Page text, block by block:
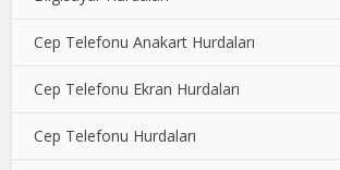
Cep Telefonu Anakart Hurdaları
Cep Telefonu Ekran Hurdaları
Cep Telefonu Hurdaları